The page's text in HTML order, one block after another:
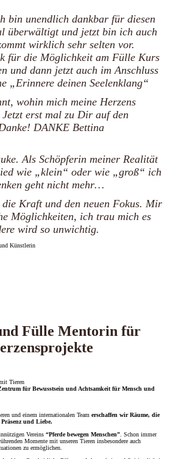
bin unendlich dankbar für diesen
überwältigt und jetzt bin ich auch
wirklich sehr selten vor.
für die Möglichkeit am Fülle Kurs
und dann jetzt auch im Anschluss
„Erinnere deinen Seelenklang“
wohin mich meine Herzens
erst mal zu Dir auf den
DANKE Bettina
Als Schöpferin meiner Realität
wie „klein“ oder wie „groß“ ich
geht nicht mehr…
Kraft und den neuen Fokus. Mir
Möglichkeiten, ich trau mich es
wird so unwichtig.
Künstlerin
Fülle Mentorin für
Tieren
für Bewusstsein und Achtsamkeit für Mensch und
und einem internationalen Team erschaffen wir Räume, die
und Liebe.
Vereins “Pferde bewegen Menschen” . Schon immer
Momente mit unseren Tieren insbesondere auch
zu ermöglichen.